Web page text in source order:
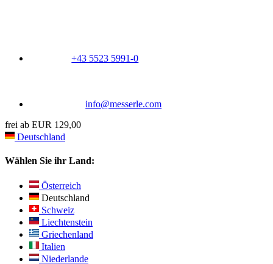
+43 5523 5991-0
info@messerle.com
frei ab EUR 129,00
Deutschland
Wählen Sie ihr Land:
Österreich
Deutschland
Schweiz
Liechtenstein
Griechenland
Italien
Niederlande